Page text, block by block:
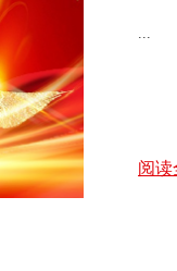
阅读